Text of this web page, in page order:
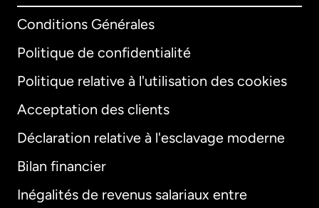
Conditions Générales
Politique de confidentialité
Politique relative à l'utilisation des cookies
Acceptation des clients
Déclaration relative à l'esclavage moderne
Bilan financier
Inégalités de revenus salariaux entre
International